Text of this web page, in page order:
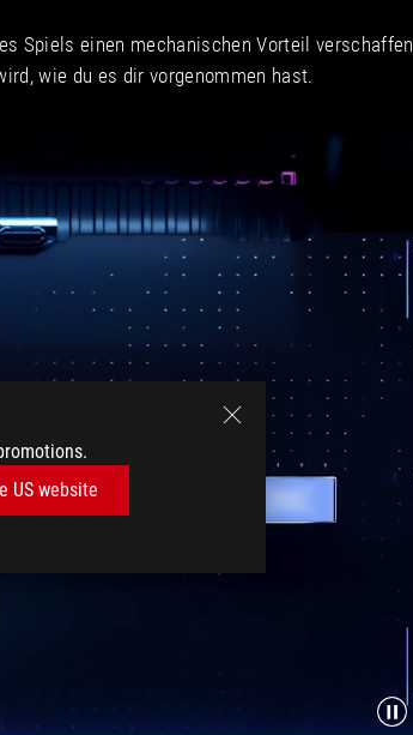
US website
Spiels einen mechanischen Vorteil verschaffen
wie du es dir vorgenommen hast.